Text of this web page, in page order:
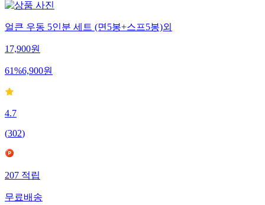
얼큰 우동 5인분 세트 (면5봉+스프5봉)외
17,900원
61%6,900원
4.7
(302)
207적립
무료배송